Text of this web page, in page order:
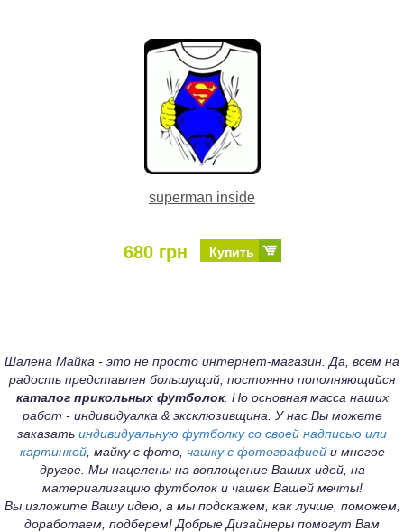
superman inside
680 грн Купить
Шалена Майка - это не просто интернет-магазин. Да, всем на
радость представлен большущий, постоянно пополняющийся
каталог прикольных футболок. Но основная масса наших
работ - индивидуалка & эксклюзивщина. У нас Вы можете
заказать индивидуальную футболку со своей надписью или
картинкой, майку с фото, чашку с фотографиейи многое
другое. Мы нацелены на воплощение Ваших идей, на
материализацию футболок и чашек Вашей мечты!
Вы изложите Вашу идею, а мы подскажем, как лучше, поможем,
доработаем, подберем! Добрые Дизайнеры помогут Вам